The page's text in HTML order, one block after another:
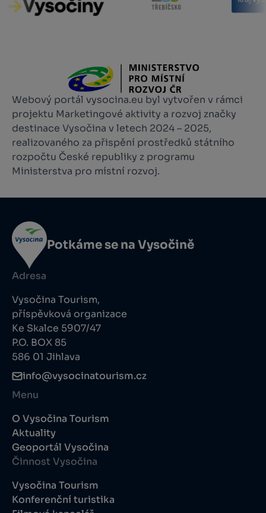
Webový portál vysocina.eu byl vytvořen v rámci
projektu Marketingové aktivity a rozvoj značky
destinace Vysočina v letech 2024 – 2025,
realizovaného za přispění prostředků státního
rozpočtu České republiky z programu
Ministerstva pro místní rozvoj.
Potkáme se na Vysočině
Adresa
Vysočina Tourism,
příspěvková organizace
Ke Skalce 5907/47
P.O. BOX 85
586 01 Jihlava
info@vysocinatourism.cz
Menu
O Vysočina Tourism
Aktuality
Geoportál Vysočina
Činnost Vysočina
Vysočina Tourism
Konferenční turistika